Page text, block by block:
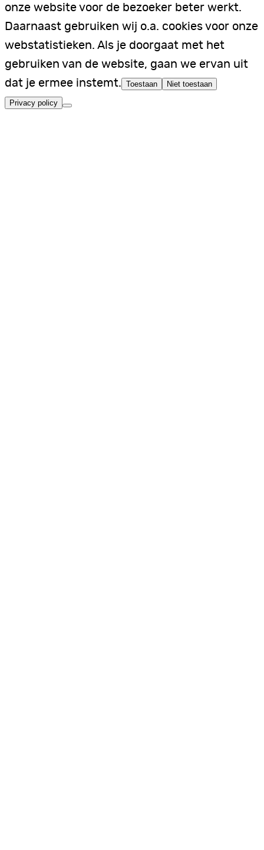
onze website voor de bezoeker beter werkt.
Daarnaast gebruiken wij o.a. cookies voor onze
webstatistieken. Als je doorgaat met het
gebruiken van de website, gaan we ervan uit
dat je ermee instemt. Toestaan Niet toestaan
Privacy policy